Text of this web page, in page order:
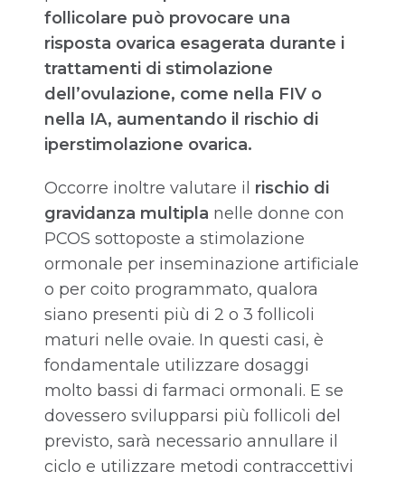
follicolare può provocare una
risposta ovarica esagerata durante i
trattamenti di stimolazione
dell’ovulazione, come nella FIV o
nella IA, aumentando il rischio di
iperstimolazione ovarica.
Occorre inoltre valutare il rischio di
gravidanza multipla nelle donne con
PCOS sottoposte a stimolazione
ormonale per inseminazione artificiale
o per coito programmato, qualora
siano presenti più di 2 o 3 follicoli
maturi nelle ovaie. In questi casi, è
fondamentale utilizzare dosaggi
molto bassi di farmaci ormonali. E se
dovessero svilupparsi più follicoli del
previsto, sarà necessario annullare il
ciclo e utilizzare metodi contraccettivi